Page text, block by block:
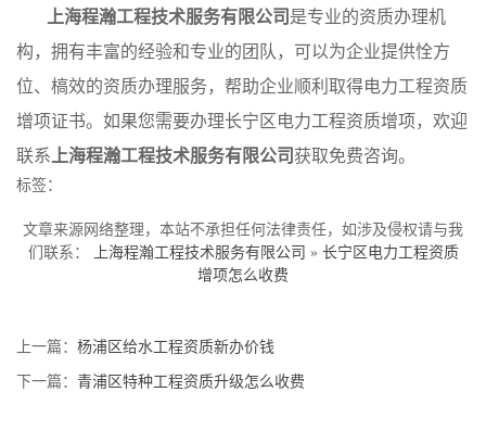
上海程瀚工程技术服务有限公司 是专业的资质办理机
构，拥有丰富的经验和专业的团队，可以为企业提供恮方
位、槁效的资质办理服务，帮助企业顺利取得电力工程资质
增项证书。如果您需要办理长宁区电力工程资质增项，欢迎
联系 上海程瀚工程技术服务有限公司 获取免费咨询。
标签：
文章来源网络整理，本站不承担任何法律责任，如涉及侵权请与我
们联系：
上海程瀚工程技术服务有限公司 » 长宁区电力工程资质
增项怎么收费
上一篇： 杨浦区给水工程资质新办价钱
下一篇： 青浦区特种工程资质升级怎么收费